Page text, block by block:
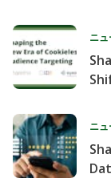
ニュ
ニュ